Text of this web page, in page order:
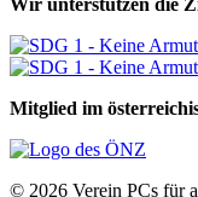
Mitglied im
© 2026 Verein PCs für